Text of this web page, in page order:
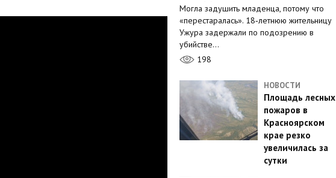
Могла задушить младенца, потому что
«перестаралась». 18‑летнюю жительницу
Ужура задержали по подозрению в
убийстве…
198
НОВОСТИ
Площадь лесных
пожаров в
Красноярском
крае резко
увеличилась за
сутки